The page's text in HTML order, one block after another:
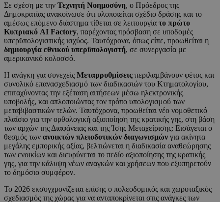
Σε σχέση με την Τεχνητή Νοημοσύνη, ο Πρόεδρος της
Δημοκρατίας ανακοίνωσε ότι υλοποιείται σχέδιο δράσης και το
αμέσως επόμενο διάστημα τίθεται σε λειτουργία το πρώτο
Κυπριακό AI Factory, παρέχοντας πρόσβαση σε υποδομές
υπερϋπολογιστικής ισχύος. Ταυτόχρονα, όπως είπε, προωθείται η
δημιουργία εθνικού υπερϋπολογιστή, σε συνεργασία με
αμερικανικό κολοσσό.
Η ανάγκη για συνεχείς Μεταρρυθμίσεις περιλαμβάνουν φέτος και
συνολικό επανασχεδιασμό των διαδικασιών του Κτηματολογίου,
επιταχύνοντας την εξέταση αιτήσεων μέσω ηλεκτρονικής
υποβολής, και απλοποιώντας τον τρόπο υπολογισμού των
μεταβιβαστικών τελών. Ταυτόχρονα, προωθείται νέο νομοθετικό
πλαίσιο για την ορθολογική αξιοποίηση της κρατικής γης, στη βάση
των αρχών της Διαφάνειας και της Ίσης Μεταχείρισης: Εισάγεται ο
θεσμός των ανοικτών πλειοδοτικών διαγωνισμών για ακίνητα
μεγάλης εμπορικής αξίας, βελτιώνεται η διαδικασία αναθεώρησης
των ενοικίων και διευρύνεται το πεδίο αξιοποίησης της κρατικής
γης, για την κάλυψη νέων αναγκών και χρήσεων που εξυπηρετούν
το δημόσιο συμφέρον.
Το 2026 εκσυγχρονίζεται επίσης ο πολεοδομικός και χωροταξικός
σχεδιασμός της χώρας για να ανταποκρίνεται στις ανάγκες των